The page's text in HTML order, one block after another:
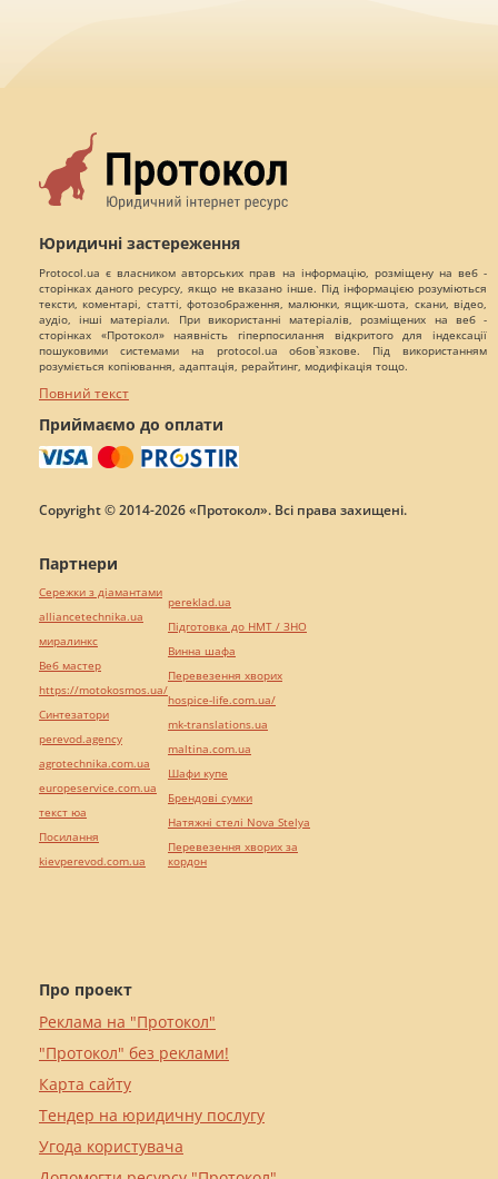
Юридичні застереження
Protocol.ua є власником авторських прав на інформацію, розміщену на веб -
сторінках даного ресурсу, якщо не вказано інше. Під інформацією розуміються
тексти, коментарі, статті, фотозображення, малюнки, ящик-шота, скани, відео,
аудіо, інші матеріали. При використанні матеріалів, розміщених на веб -
сторінках «Протокол» наявність гіперпосилання відкритого для індексації
пошуковими системами на protocol.ua обов`язкове. Під використанням
розуміється копіювання, адаптація, рерайтинг, модифікація тощо.
Повний текст
Приймаємо до оплати
Copyright © 2014-2026 «Протокол». Всі права захищені.
Про проект
Реклама на "Протокол"
"Протокол" без реклами!
Карта сайту
Тендер на юридичну послугу
Угода користувача
Партнери
Сережки з діамантами
alliancetechnika.ua
миралинкс
Веб мастер
https://motokosmos.ua/
Синтезатори
perevod.agency
agrotechnika.com.ua
europeservice.com.ua
текст юа
Посилання
kievperevod.com.ua
pereklad.ua
Підготовка до НМТ / ЗНО
Винна шафа
Перевезення хворих
hospice-life.com.ua/
mk-translations.ua
maltina.com.ua
Шафи купе
Брендові сумки
Натяжні стелі Nova Stelya
Перевезення хворих за
кордон